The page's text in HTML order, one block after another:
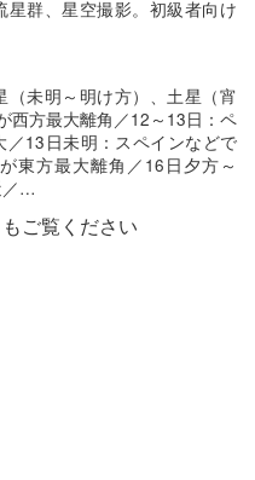
星群、星空撮影。初級者向け
（未明～明け方）、土星（宵
西方最大離角／12～13日：ペ
／13日未明：スペインなどで
東方最大離角／16日夕方～
／…
もご覧ください